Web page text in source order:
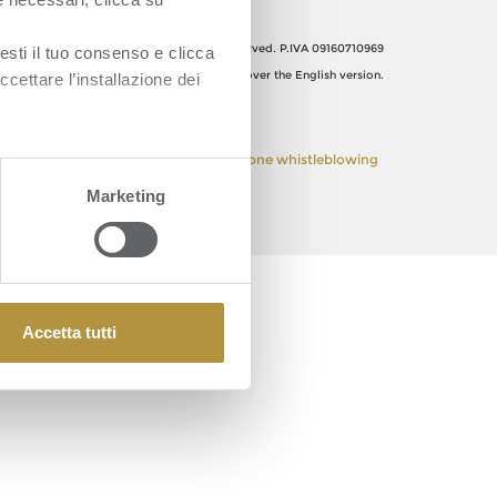
il tuo consenso e clicca
l’installazione dei
Marketing
Accetta tutti
Orsero SpA, Italy. All Rights reserved. P.IVA 09160710969
The Italian text shall prevail over the English version.
Policy Privacy Policy Segnalazione whistleblowing